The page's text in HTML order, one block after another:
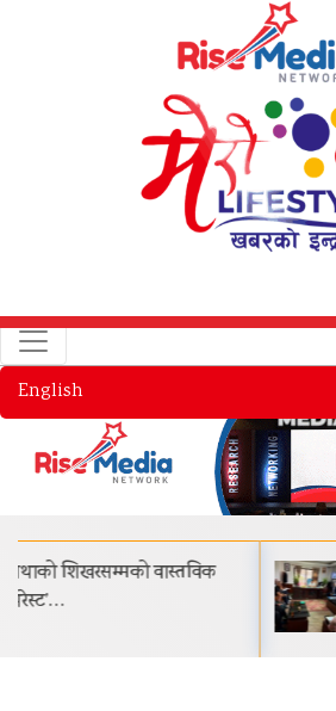
English
भक्तपुरको मध्यपुरबासीलाई